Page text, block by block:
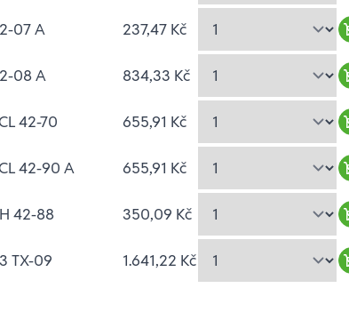
07 A 237,47 Kč
08 A 834,33 Kč
42-70 655,91 Kč
42-90 A 655,91 Kč
42-88 350,09 Kč
TX-09 1.641,22 Kč